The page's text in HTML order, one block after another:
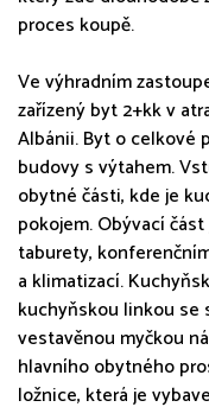
proces koupě.
Ve výhradním
zařízený byt 2+kk v
Albánii. Byt o celkové
budovy s výtahem.
obytné části, kde je
pokojem. Obývací
taburety,
a klimatizací.
kuchyňskou linkou se
vestavěnou myčkou
hlavního obytného
ložnice, která je